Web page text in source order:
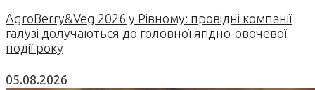
AgroBerry&Veg 2026 у Рівному: провідні компанії
галузі долучаються до головної ягідно-овочевої
події року
05.08.2026